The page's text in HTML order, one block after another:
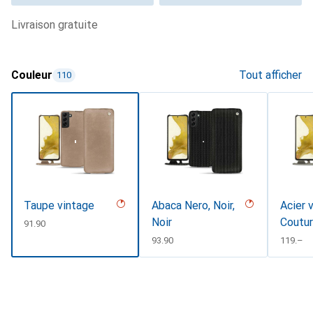
livraison gratuite
Couleur 110 Tout afficher
Taupe vintage
CHF
91.90
Abaca Nero, Noir,
Noir
CHF
93.90
Acier
CHF
119.–